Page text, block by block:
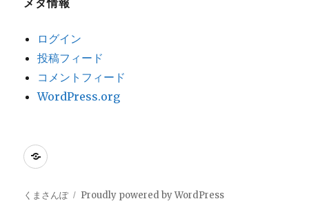
ログイン
投稿フィード
コメントフィード
WordPress.org
く
ら
くまさんぽ Proudly powered by WordPress